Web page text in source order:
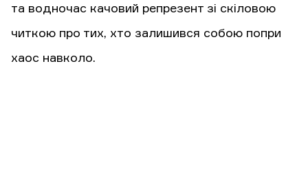
та водночас качовий репрезент зі скіловою
читкою про тих, хто залишився собою попри
хаос навколо.